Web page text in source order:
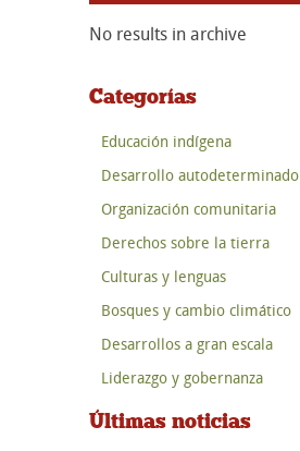
No results in archive
Categorías
Educación indígena
Desarrollo autodeterminado
Organización comunitaria
Derechos sobre la tierra
Culturas y lenguas
Bosques y cambio climático
Desarrollos a gran escala
Liderazgo y gobernanza
Últimas noticias